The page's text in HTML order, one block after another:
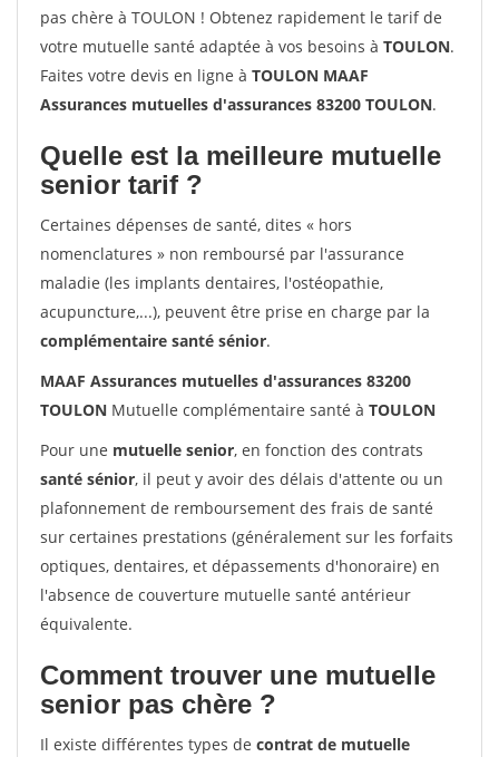
pas chère à TOULON ! Obtenez rapidement le tarif de
votre mutuelle santé adaptée à vos besoins à TOULON.
Faites votre devis en ligne à TOULON MAAF
Assurances mutuelles d'assurances 83200 TOULON.
Quelle est la meilleure mutuelle
senior tarif ?
Certaines dépenses de santé, dites « hors
nomenclatures » non remboursé par l'assurance
maladie (les implants dentaires, l'ostéopathie,
acupuncture,...), peuvent être prise en charge par la
complémentaire santé sénior.
MAAF Assurances mutuelles d'assurances 83200
TOULON Mutuelle complémentaire santé à TOULON
Pour une mutuelle senior, en fonction des contrats
santé sénior, il peut y avoir des délais d'attente ou un
plafonnement de remboursement des frais de santé
sur certaines prestations (généralement sur les forfaits
optiques, dentaires, et dépassements d'honoraire) en
l'absence de couverture mutuelle santé antérieur
équivalente.
Comment trouver une mutuelle
senior pas chère ?
Il existe différentes types de contrat de mutuelle